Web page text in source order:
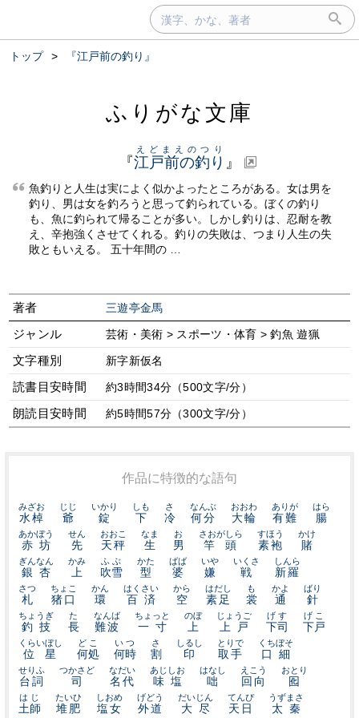
トップ > 『江戸前の釣り』
ふりがな文庫
『江戸前の釣り
えどまえのつり
』
魚釣りと人生は実によく似かよったところがある。女は男を
釣り、男は女を釣ろうと思って釣られている。ぼくの釣り
も、魚に釣られて帰ることが多い。しかし釣りは、忍耐を教
え、辛抱強くさせてくれる。釣りの失敗は、つまり人生の失
敗ともいえる。 五十年間の …
著者 三遊亭金馬
ジャンル 芸術・美術 > スポーツ・体育 > 釣魚 遊猟
文字種別 新字新仮名
読書目安時間 約3時間34分（500文字/分）
朗読目安時間 約5時間57分（300文字/分）
作品に特徴的な語句
水棹
みざお
爺
じじ
錠
いかり
下
しも
冷
さ
何分
なんぶ
大輪
おおわ
有難
ありが
腸
はら
赤坊
あかぼう
先
せん
天秤
おおこ
生
なま
男
お
竿頭
さおがしら
素袍
すほう
賭
かけ
銀杏
ぎんなん
上
かみ
吹雪
ふぶ
型
かた
婆
ばば
嫌
いや
戦
いくさ
新羅
しんら
札
さつ
猪口
ちょこ
環
かん
百済
はくさい
空
から
素足
はだし
裳
も
通
かよ
針
ばり
釣技
ちょうぎ
長
た
難波
なんば
一寸
ちょっと
上
のぼ
上戸
じょうご
下司
げす
下戸
げこ
位星
くらいぼし
何処
どこ
何時
いつ
割
さ
印
しるし
取手
とりで
口細
くちぼそ
台詞
せりふ
司
つかさど
名代
なだい
味塩
あじしお
咄
はなし
回向
えこう
囮
おとり
土師
はじ
堆肥
たいひ
塩女
しおめ
外道
げどう
大尽
だいじん
天日
てんぴ
太秦
うずまさ